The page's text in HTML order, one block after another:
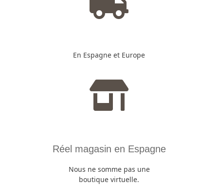
En Espagne et Europe
Réel magasin en Espagne
Nous ne somme pas une
boutique virtuelle.